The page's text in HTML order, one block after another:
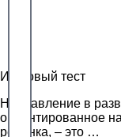
Итоговый тест
Направление в
ориентированное
ребенка, – это …